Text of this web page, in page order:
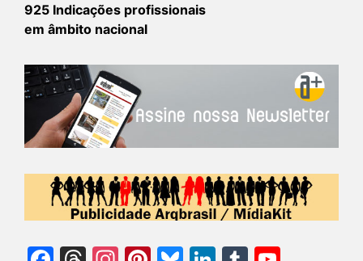
925 Indicações profissionais
em âmbito nacional